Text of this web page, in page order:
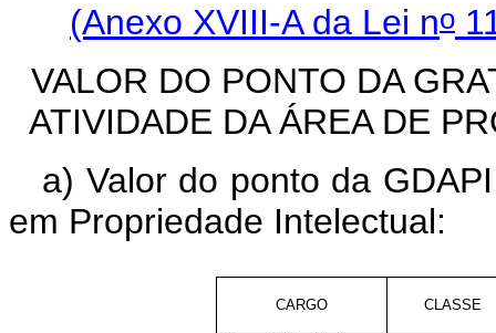
(Anexo XVIII-A da Lei no
VALOR DO PONTO DA
ATIVIDADE DA ÁREA DE
a) Valor do ponto da
em Propriedade Intelectual:
CARGO CLASSE